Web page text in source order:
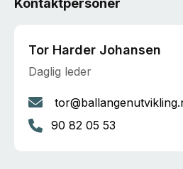
Kontaktpersoner
Tor Harder Johansen
Daglig leder
90 82 05 53